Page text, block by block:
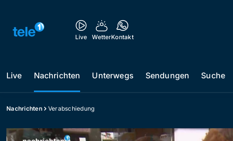
Live WetterKontakt
Live Nachrichten Unterwegs Sendungen Suche
Nachrichten Verabschiedung